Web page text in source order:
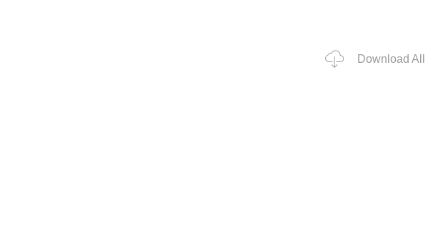
Download All